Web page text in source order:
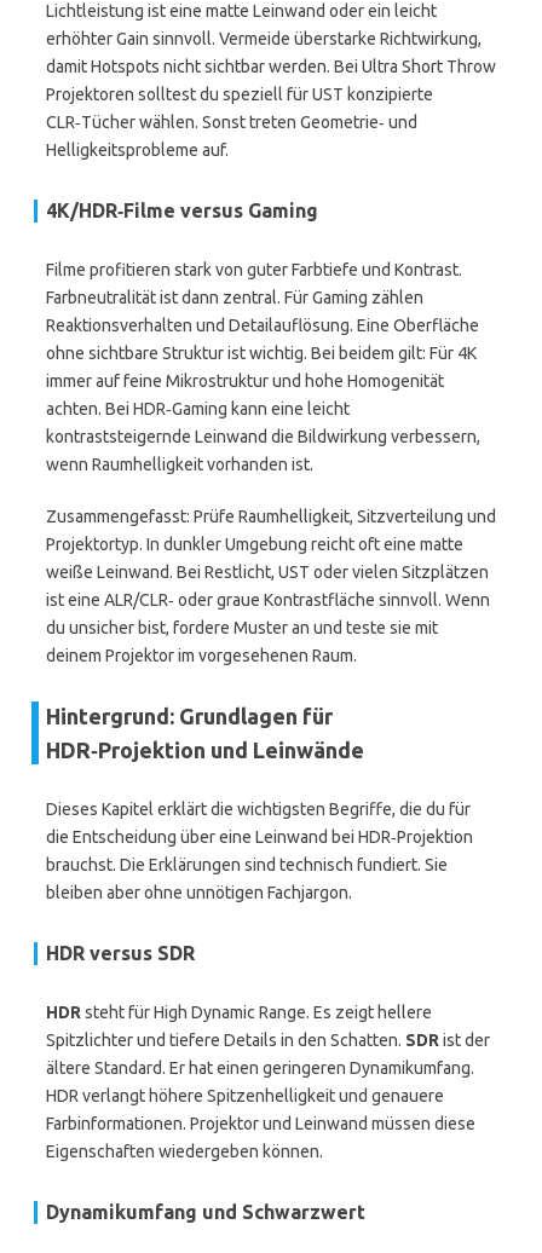
Lichtleistung ist eine matte Leinwand oder ein leicht
erhöhter Gain sinnvoll. Vermeide überstarke Richtwirkung,
damit Hotspots nicht sichtbar werden. Bei Ultra Short Throw
Projektoren solltest du speziell für UST konzipierte
CLR‑Tücher wählen. Sonst treten Geometrie‑ und
Helligkeitsprobleme auf.
4K/HDR‑Filme versus Gaming
Filme profitieren stark von guter Farbtiefe und Kontrast.
Farbneutralität ist dann zentral. Für Gaming zählen
Reaktionsverhalten und Detailauflösung. Eine Oberfläche
ohne sichtbare Struktur ist wichtig. Bei beidem gilt: Für 4K
immer auf feine Mikrostruktur und hohe Homogenität
achten. Bei HDR‑Gaming kann eine leicht
kontraststeigernde Leinwand die Bildwirkung verbessern,
wenn Raumhelligkeit vorhanden ist.
Zusammengefasst: Prüfe Raumhelligkeit, Sitzverteilung und
Projektortyp. In dunkler Umgebung reicht oft eine matte
weiße Leinwand. Bei Restlicht, UST oder vielen Sitzplätzen
ist eine ALR/CLR‑ oder graue Kontrastfläche sinnvoll. Wenn
du unsicher bist, fordere Muster an und teste sie mit
deinem Projektor im vorgesehenen Raum.
Hintergrund: Grundlagen für
HDR‑Projektion und Leinwände
Dieses Kapitel erklärt die wichtigsten Begriffe, die du für
die Entscheidung über eine Leinwand bei HDR‑Projektion
brauchst. Die Erklärungen sind technisch fundiert. Sie
bleiben aber ohne unnötigen Fachjargon.
HDR versus SDR
HDR steht für High Dynamic Range. Es zeigt hellere
Spitzlichter und tiefere Details in den Schatten. SDR ist der
ältere Standard. Er hat einen geringeren Dynamikumfang.
HDR verlangt höhere Spitzenhelligkeit und genauere
Farbinformationen. Projektor und Leinwand müssen diese
Eigenschaften wiedergeben können.
Dynamikumfang und Schwarzwert